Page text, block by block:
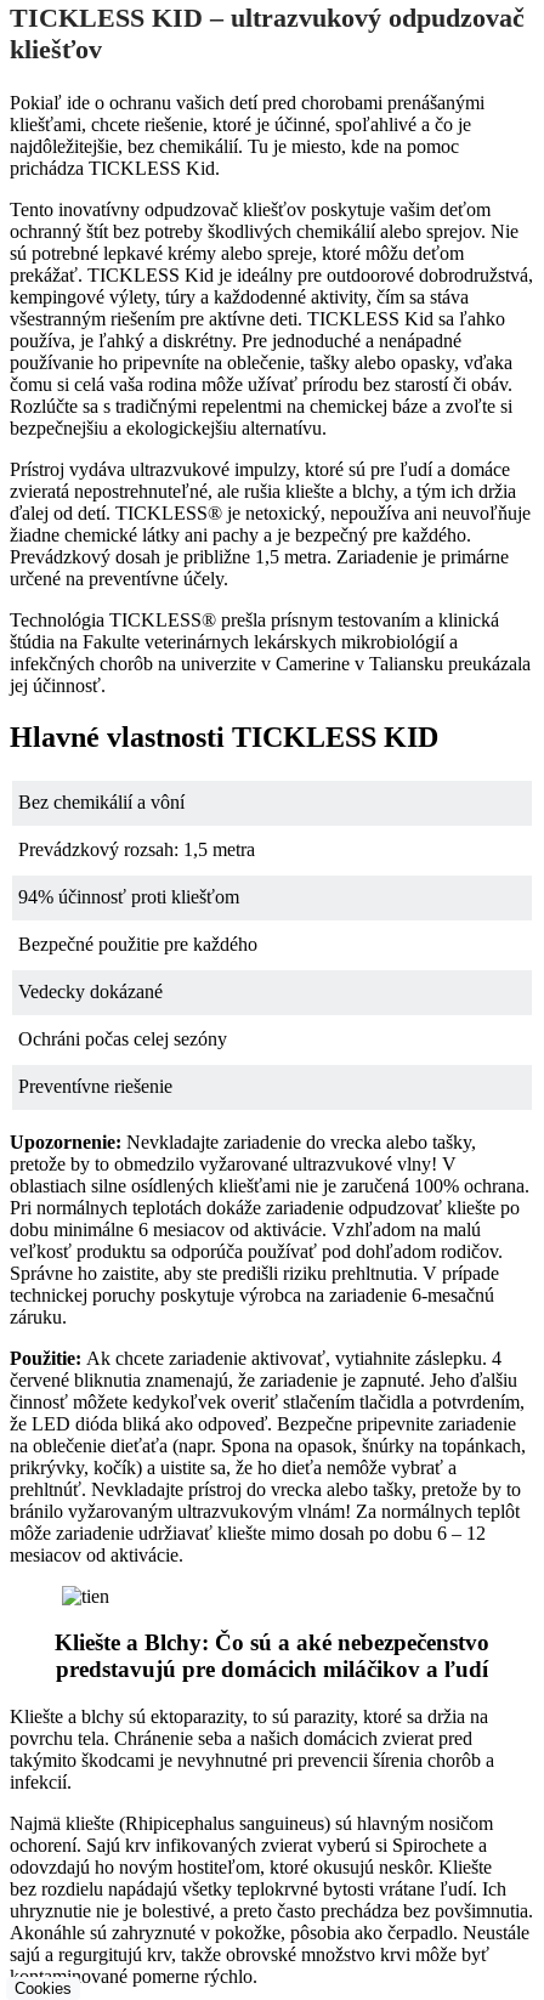
TICKLESS KID – ultrazvukový odpudzovač
kliešťov
Pokiaľ ide o ochranu vašich detí pred chorobami prenášanými
kliešťami, chcete riešenie, ktoré je účinné, spoľahlivé a čo je
najdôležitejšie, bez chemikálií. Tu je miesto, kde na pomoc
prichádza TICKLESS Kid.
Tento inovatívny odpudzovač kliešťov poskytuje vašim deťom
ochranný štít bez potreby škodlivých chemikálií alebo sprejov. Nie
sú potrebné lepkavé krémy alebo spreje, ktoré môžu deťom
prekážať. TICKLESS Kid je ideálny pre outdoorové dobrodružstvá,
kempingové výlety, túry a každodenné aktivity, čím sa stáva
všestranným riešením pre aktívne deti. TICKLESS Kid sa ľahko
používa, je ľahký a diskrétny. Pre jednoduché a nenápadné
používanie ho pripevníte na oblečenie, tašky alebo opasky, vďaka
čomu si celá vaša rodina môže užívať prírodu bez starostí či obáv.
Rozlúčte sa s tradičnými repelentmi na chemickej báze a zvoľte si
bezpečnejšiu a ekologickejšiu alternatívu.
Prístroj vydáva ultrazvukové impulzy, ktoré sú pre ľudí a domáce
zvieratá nepostrehnuteľné, ale rušia kliešte a blchy, a tým ich držia
ďalej od detí. TICKLESS® je netoxický, nepoužíva ani neuvoľňuje
žiadne chemické látky ani pachy a je bezpečný pre každého.
Prevádzkový dosah je približne 1,5 metra. Zariadenie je primárne
určené na preventívne účely.
Technológia TICKLESS® prešla prísnym testovaním a klinická
štúdia na Fakulte veterinárnych lekárskych mikrobiológií a
infekčných chorôb na univerzite v Camerine v Taliansku preukázala
jej účinnosť.
Hlavné vlastnosti TICKLESS KID
Bez chemikálií a vôní
Prevádzkový rozsah: 1,5 metra
94% účinnosť proti kliešťom
Bezpečné použitie pre každého
Vedecky dokázané
Ochráni počas celej sezóny
Preventívne riešenie
Upozornenie: Nevkladajte zariadenie do vrecka alebo tašky,
pretože by to obmedzilo vyžarované ultrazvukové vlny! V
oblastiach silne osídlených kliešťami nie je zaručená 100% ochrana.
Pri normálnych teplotách dokáže zariadenie odpudzovať kliešte po
dobu minimálne 6 mesiacov od aktivácie. Vzhľadom na malú
veľkosť produktu sa odporúča používať pod dohľadom rodičov.
Správne ho zaistite, aby ste predišli riziku prehltnutia. V prípade
technickej poruchy poskytuje výrobca na zariadenie 6-mesačnú
záruku.
Použitie: Ak chcete zariadenie aktivovať, vytiahnite záslepku. 4
červené bliknutia znamenajú, že zariadenie je zapnuté. Jeho ďalšiu
činnosť môžete kedykoľvek overiť stlačením tlačidla a potvrdením,
že LED dióda bliká ako odpoveď. Bezpečne pripevnite zariadenie
na oblečenie dieťaťa (napr. Spona na opasok, šnúrky na topánkach,
prikrývky, kočík) a uistite sa, že ho dieťa nemôže vybrať a
prehltnúť. Nevkladajte prístroj do vrecka alebo tašky, pretože by to
bránilo vyžarovaným ultrazvukovým vlnám! Za normálnych teplôt
môže zariadenie udržiavať kliešte mimo dosah po dobu 6 – 12
mesiacov od aktivácie.
Kliešte a Blchy: Čo sú a aké nebezpečenstvo
predstavujú pre domácich miláčikov a ľudí
Kliešte a blchy sú ektoparazity, to sú parazity, ktoré sa držia na
povrchu tela. Chránenie seba a našich domácich zvierat pred
takýmito škodcami je nevyhnutné pri prevencii šírenia chorôb a
infekcií.
Najmä kliešte (Rhipicephalus sanguineus) sú hlavným nosičom
ochorení. Sajú krv infikovaných zvierat vyberú si Spirochete a
odovzdajú ho novým hostiteľom, ktoré okusujú neskôr. Kliešte
bez rozdielu napádajú všetky teplokrvné bytosti vrátane ľudí. Ich
uhryznutie nie je bolestivé, a preto často prechádza bez povšimnutia.
Akonáhle sú zahryznuté v pokožke, pôsobia ako čerpadlo. Neustále
sajú a regurgitujú krv, takže obrovské množstvo krvi môže byť
kontaminované pomerne rýchlo.
Cookies